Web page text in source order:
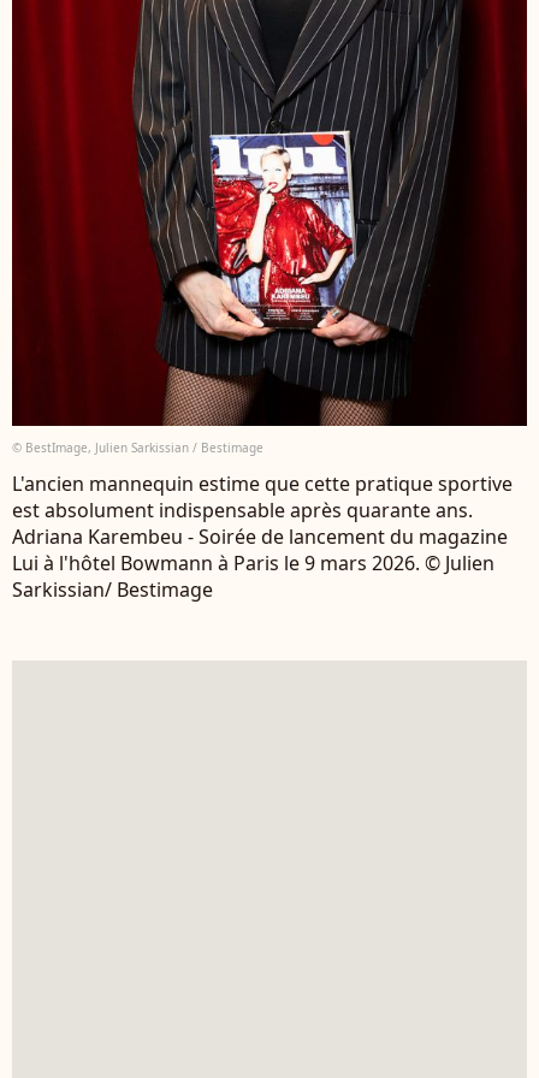
© BestImage, Julien Sarkissian / Bestimage
L'ancien mannequin estime que cette pratique sportive
est absolument indispensable après quarante ans.
Adriana Karembeu - Soirée de lancement du magazine
Lui à l'hôtel Bowmann à Paris le 9 mars 2026. © Julien
Sarkissian/ Bestimage